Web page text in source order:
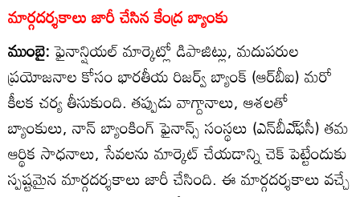
మార్గదర్శకాలు జారీ చేసిన కేంద్ర బ్యాంకు
ముంబై:ఫైనాన్షియల్‌ మార్కెట్లో డిపాజిట్లు, మదుపరుల
ప్రయోజనాల కోసం భారతీయ రిజర్వ్‌ బ్యాంక్‌ (ఆర్‌బీఐ) మరో
కీలక చర్య తీసుకుంది. తప్పుడు వాగ్దానాలు, ఆశలతో
బ్యాంకులు, నాన్‌ బ్యాంకింగ్‌ ఫైనాన్స్‌ సంస్థలు (ఎన్‌బీఎ్‌ఫసీ) తమ
ఆర్థిక సాధనాలు, సేవలను మార్కెట్‌ చేయడాన్ని చెక్‌ పెట్టేందుకు
స్పష్టమైన మార్గదర్శకాలు జారీ చేసింది. ఈ మార్గదర్శకాలు వచ్చే